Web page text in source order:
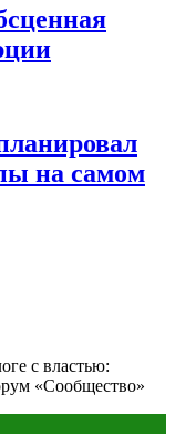
на самом
с властью:
«Сообщество»